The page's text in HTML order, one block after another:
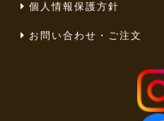
個人情報保護方針
お問い合わせ・ご注文